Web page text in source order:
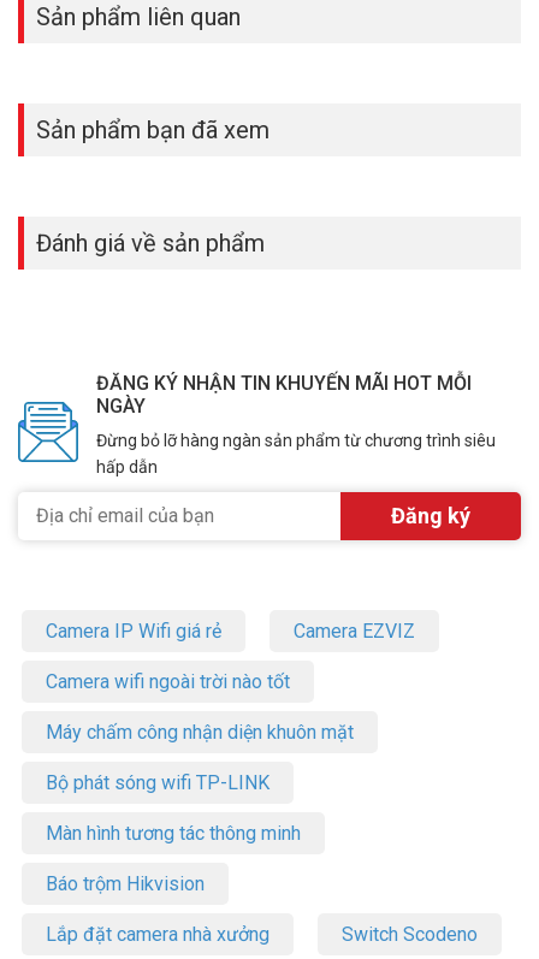
Sản phẩm liên quan
Sản phẩm bạn đã xem
Đánh giá về sản phẩm
ĐĂNG KÝ NHẬN TIN KHUYẾN MÃI HOT MỖI
NGÀY
Đừng bỏ lỡ hàng ngàn sản phẩm từ chương trình siêu
hấp dẫn
Camera IP Wifi giá rẻ Camera EZVIZ
Camera wifi ngoài trời nào tốt
Máy chấm công nhận diện khuôn mặt
Bộ phát sóng wifi TP-LINK
Màn hình tương tác thông minh
Báo trộm Hikvision
Lắp đặt camera nhà xưởng Switch Scodeno